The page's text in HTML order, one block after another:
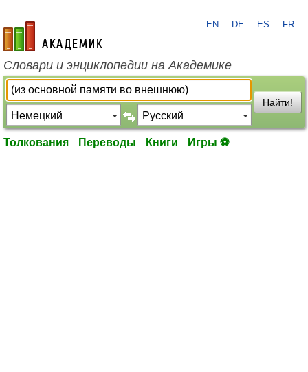
academic.ru
EN DE ES FR
Словари и энциклопедии на Академике
Найти!
Толкования Переводы Книги Игры ⚽